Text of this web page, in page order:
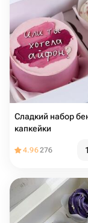
Сладкий набор бенто+
капкейки
4.96276